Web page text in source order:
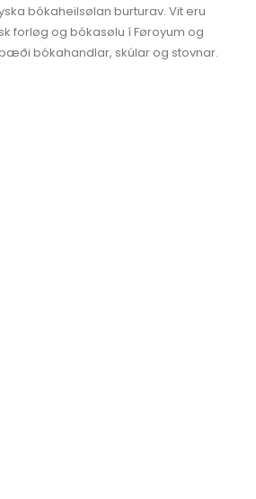
bókaheilsølan burturav. Vit eru
forløg og bókasølu í Føroyum og
bókahandlar, skúlar og stovnar.